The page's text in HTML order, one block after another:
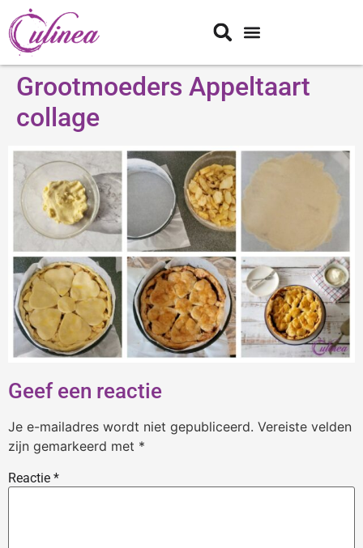
Grootmoeders Appeltaart
collage
Geef een reactie
Je e-mailadres wordt niet gepubliceerd. Vereiste velden
zijn gemarkeerd met *
Reactie *